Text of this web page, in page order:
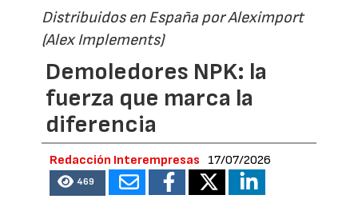
Distribuidos en España por Aleximport
(Alex Implements)
Demoledores NPK: la
fuerza que marca la
diferencia
Redacción Interempresas 17/07/2026
469